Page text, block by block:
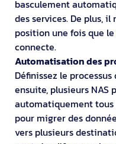
basculement
des services. De plus,
position une fois que
connecte.
Automatisation des
Définissez le
ensuite, plusieurs NAS
automatiquement tous
pour migrer des
vers plusieurs